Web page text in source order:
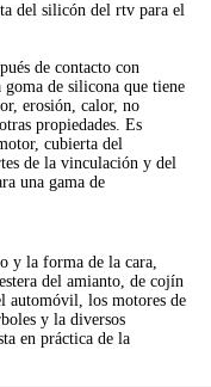
del silicón del rtv para el
de contacto con
de silicona que tiene
erosión, calor, no
propiedades. Es
cubierta del
de la vinculación y del
una gama de
y la forma de la cara,
del amianto, de cojín
automóvil, los motores de
y la diversos
en práctica de la